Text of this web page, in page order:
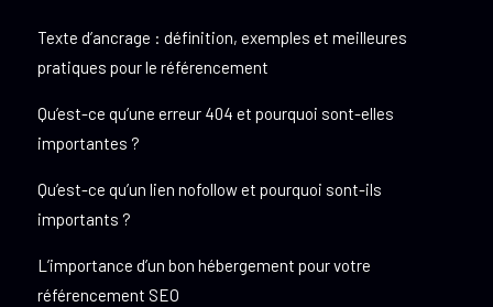
Texte d’ancrage : définition, exemples et meilleures
pratiques pour le référencement
Qu’est-ce qu’une erreur 404 et pourquoi sont-elles
importantes ?
Qu’est-ce qu’un lien nofollow et pourquoi sont-ils
importants ?
L’importance d’un bon hébergement pour votre
référencement SEO